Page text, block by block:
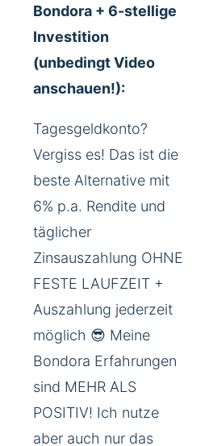
Bondora + 6-stellige
Investition
(unbedingt Video
anschauen!):
Tagesgeldkonto?
Vergiss es! Das ist die
beste Alternative mit
6% p.a. Rendite und
täglicher
Zinsauszahlung OHNE
FESTE LAUFZEIT +
Auszahlung jederzeit
möglich 😎 Meine
Bondora Erfahrungen
sind MEHR ALS
POSITIV! Ich nutze
aber auch nur das